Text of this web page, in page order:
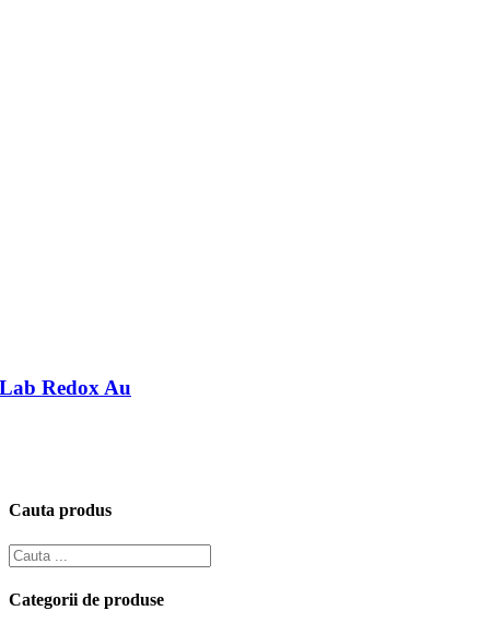
Redox Au
Cauta produs
Categorii de produse